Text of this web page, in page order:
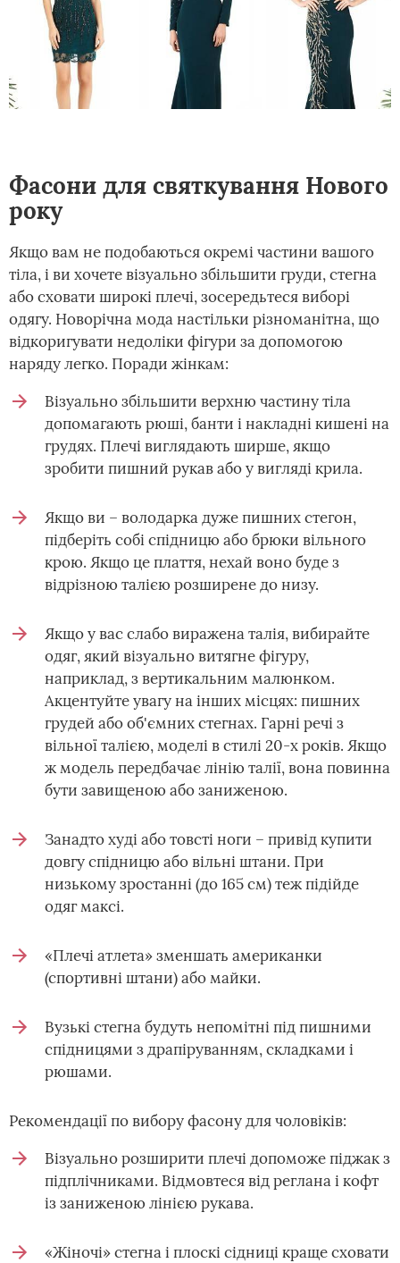
Фасони для святкування Нового
року
Якщо вам не подобаються окремі частини вашого
тіла, і ви хочете візуально збільшити груди, стегна
або сховати широкі плечі, зосередьтеся виборі
одягу. Новорічна мода настільки різноманітна, що
відкоригувати недоліки фігури за допомогою
наряду легко. Поради жінкам:
Візуально збільшити верхню частину тіла
допомагають рюші, банти і накладні кишені на
грудях. Плечі виглядають ширше, якщо
зробити пишний рукав або у вигляді крила.
Якщо ви – володарка дуже пишних стегон,
підберіть собі спідницю або брюки вільного
крою. Якщо це плаття, нехай воно буде з
відрізною талією розширене до низу.
Якщо у вас слабо виражена талія, вибирайте
одяг, який візуально витягне фігуру,
наприклад, з вертикальним малюнком.
Акцентуйте увагу на інших місцях: пишних
грудей або об'ємних стегнах. Гарні речі з
вільної талією, моделі в стилі 20-х років. Якщо
ж модель передбачає лінію талії, вона повинна
бути завищеною або заниженою.
Занадто худі або товсті ноги – привід купити
довгу спідницю або вільні штани. При
низькому зростанні (до 165 см) теж підійде
одяг максі.
«Плечі атлета» зменшать американки
(спортивні штани) або майки.
Вузькі стегна будуть непомітні під пишними
спідницями з драпіруванням, складками і
рюшами.
Рекомендації по вибору фасону для чоловіків:
Візуально розширити плечі допоможе піджак з
підплічниками. Відмовтеся від реглана і кофт
із заниженою лінією рукава.
«Жіночі» стегна і плоскі сідниці краще сховати